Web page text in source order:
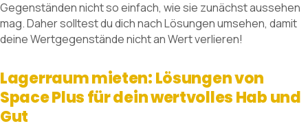
Gegenständen nicht so einfach, wie sie zunächst aussehen
mag. Daher solltest du dich nach Lösungen umsehen, damit
deine Wertgegenstände nicht an Wert verlieren!
Lagerraum mieten: Lösungen von
Space Plus für dein wertvolles Hab und
Gut